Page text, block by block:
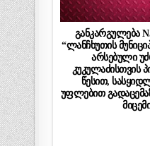
განკარგულება
“ლანჩხუთის
არსებული
კუკულაძისთვის
წესით,
უფლებით